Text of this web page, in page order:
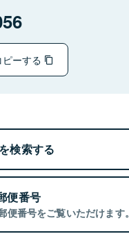
ーする
検索する
便番号
便番号をご覧いただけます。